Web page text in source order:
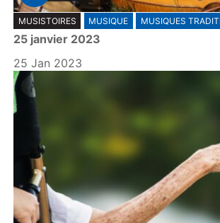
P
l
a
y
MUSISTOIRES MUSIQUE MUSIQUES
25 janvier 2023
25 Jan 2023